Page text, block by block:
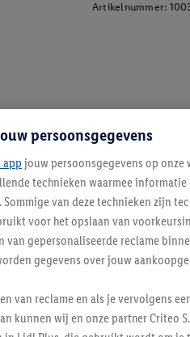
Artikelnummer:
persoonsgegevens
jouw persoonsgegevens op onze
technieken waarmee
van deze technieken zijn
voor het opslaan van
gepersonaliseerde reclame
gegevens over jouw
van reclame en als je vervolgens
kunnen wij en onze partner Criteo